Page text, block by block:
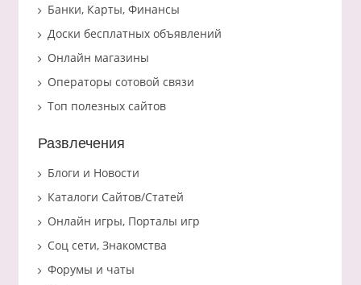
Банки, Карты, Финансы
Доски бесплатных объявлений
Онлайн магазины
Операторы сотовой связи
Топ полезных сайтов
Развлечения
Блоги и Новости
Каталоги Сайтов/Статей
Онлайн игры, Порталы игр
Соц сети, Знакомства
Форумы и чаты